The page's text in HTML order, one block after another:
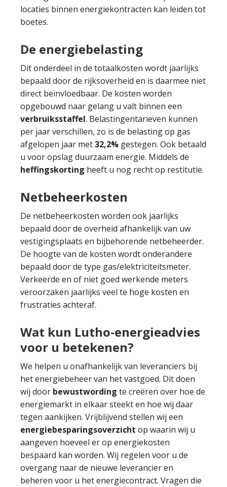
locaties binnen energiekontracten kan leiden tot
boetes.
De energiebelasting
Dit onderdeel in de totaalkosten wordt jaarlijks
bepaald door de rijksoverheid en is daarmee niet
direct beïnvloedbaar. De kosten worden
opgebouwd naar gelang u valt binnen een
verbruiksstaffel. Belastingentarieven kunnen
per jaar verschillen, zo is de belasting op gas
afgelopen jaar met32,2% gestegen. Ook betaald
u voor opslag duurzaam energie. Middels de
heffingskorting heeft u nog recht op restitutie.
Netbeheerkosten
De netbeheerkosten worden ook jaarlijks
bepaald door de overheid afhankelijk van uw
vestigingsplaats en bijbehorende netbeheerder.
De hoogte van de kosten wordt onderandere
bepaald door de type gas/elektriciteitsmeter.
Verkeerde en of niet goed werkende meters
veroorzaken jaarlijks veel te hoge kosten en
frustraties achteraf.
Wat kun Lutho-energieadvies
voor u betekenen?
We helpen u onafhankelijk van leveranciers bij
het energiebeheer van het vastgoed. Dit doen
wij door bewustwording te creëren over hoe de
energiemarkt in elkaar steekt en hoe wij daar
tegen aankijken. Vrijblijvend stellen wij een
energiebesparingsoverzicht op waarin wij u
aangeven hoeveel er op energiekosten
bespaard kan worden. Wij regelen voor u de
overgang naar de nieuwe leverancier en
beheren voor u het energiecontract. Vragen die